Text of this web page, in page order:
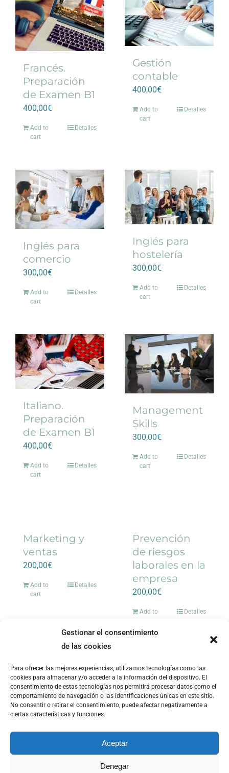
Gestionar el consentimiento
de las cookies
Para ofrecer las mejores experiencias, utilizamos tecnologías como las
cookies para almacenar y/o acceder a la información del dispositivo. El
consentimiento de estas tecnologías nos permitirá procesar datos como el
comportamiento de navegación o las identificaciones únicas en este sitio.
No consentir o retirar el consentimiento, puede afectar negativamente a
ciertas características y funciones.
Aceptar
Denegar
Francés.
Preparación
de Examen B1
400,00€
Add to
cart
Detalles
Gestión
contable
400,00€
Add to
cart
Detalles
Inglés para
comercio
300,00€
Add to
cart
Detalles
Inglés para
hostelería
300,00€
Add to
cart
Detalles
Italiano.
Preparación
de Examen B1
400,00€
Add to
cart
Detalles
Management
Skills
300,00€
Add to
cart
Detalles
Marketing y
ventas
200,00€
Add to
cart
Detalles
Prevención
de riesgos
laborales en la
empresa
200,00€
Add to
Detalles
ILS Innovative Learning Solutions 2023 |Aviso legal| Política de
| Política de privacidad | Política de cancelación|
Devolución
y reembolso|Seguridad y protección a compradores